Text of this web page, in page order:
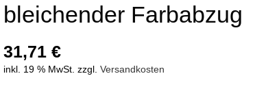
bleichender Farbabzug
31,71€
inkl. 19 % MwSt. zzgl.Versandkosten